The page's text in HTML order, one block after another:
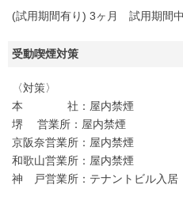
(試用期間有り) 3ヶ月 試用期間中
受動喫煙対策
〈対策〉
本 社：屋内禁煙
堺 営業所：屋内禁煙
京阪奈営業所：屋内禁煙
和歌山営業所：屋内禁煙
神 戸営業所：テナントビル入居